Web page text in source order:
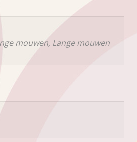
mouwen, Lange mouwen